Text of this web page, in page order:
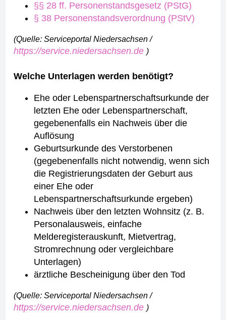
§§ 28 ff. Personenstandsgesetz (PStG)
§ 38 Personenstandsverordnung (PStV)
(Quelle: Serviceportal Niedersachsen /
https://service.niedersachsen.de )
Welche Unterlagen werden benötigt?
Ehe oder Lebenspartnerschaftsurkunde der
letzten Ehe oder Lebenspartnerschaft,
gegebenenfalls ein Nachweis über die
Auflösung
Geburtsurkunde des Verstorbenen
(gegebenenfalls nicht notwendig, wenn sich
die Registrierungsdaten der Geburt aus
einer Ehe oder
Lebenspartnerschaftsurkunde ergeben)
Nachweis über den letzten Wohnsitz (z. B.
Personalausweis, einfache
Melderegisterauskunft, Mietvertrag,
Stromrechnung oder vergleichbare
Unterlagen)
ärztliche Bescheinigung über den Tod
(Quelle: Serviceportal Niedersachsen /
https://service.niedersachsen.de )